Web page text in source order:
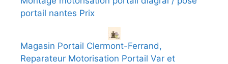
portail nantes Prix
Magasin Portail Clermont-Ferrand,
Reparateur Motorisation Portail Var et